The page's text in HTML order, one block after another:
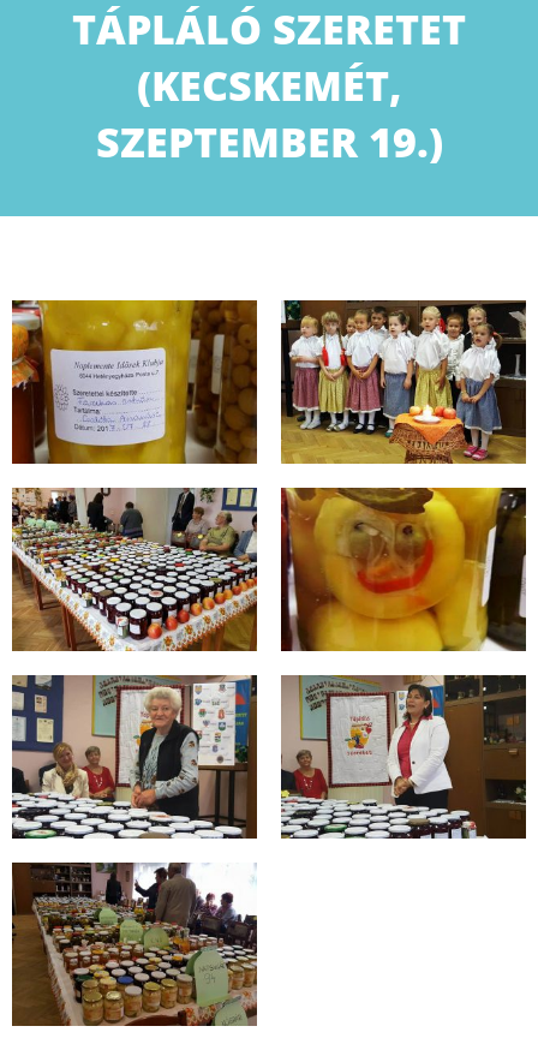
TÁPLÁLÓ SZERETET
(KECSKEMÉT,
SZEPTEMBER 19.)